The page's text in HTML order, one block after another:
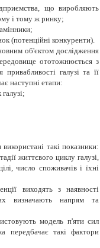
що виробляють
і тому ж ринку;
(потенційні конкуренти).
об'єктом дослідження
ототожнюється з
галузі та її
наступні етапи:
такі показники:
життєвого циклу галузі,
число споживачів і їхні
виходять з наявності
визначають напрям та
модель п'яти сил
передбачає такі фактори